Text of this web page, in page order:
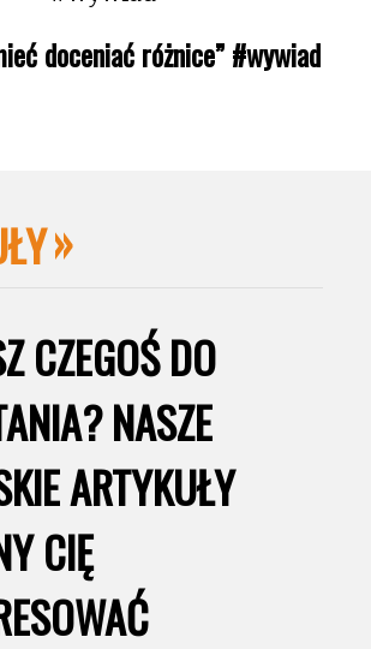
doceniać różnice” #wywiad
CZEGOŚ DO
NASZE
ARTYKUŁY
CIĘ